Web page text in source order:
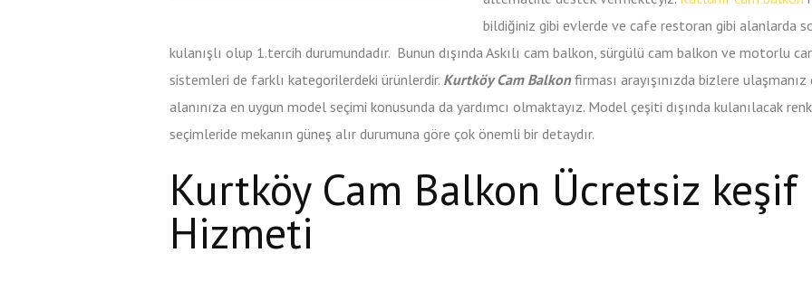
bildiğiniz gibi evlerde ve cafe restoran gibi alanlarda
kulanışlı olup 1.tercih durumundadır. Bunun dışında Askılı cam balkon, sürgülü cam balkon ve motorlu
sistemleri de farklı kategorilerdeki ürünlerdir. Kurtköy Cam Balkonfirması arayışınızda bizlere ulaşmanız
alanınıza en uygun model seçimi konusunda da yardımcı olmaktayız. Model çeşiti dışında kulanılacak renk
seçimleride mekanın güneş alır durumuna göre çok önemli bir detaydır.
Kurtköy Cam Balkon Ücretsiz keşif
Hizmeti